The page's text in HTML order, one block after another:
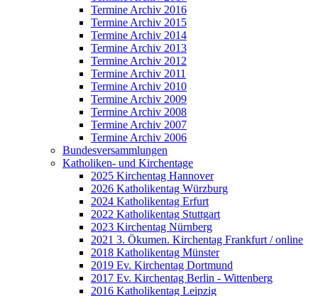
Termine Archiv 2016
Termine Archiv 2015
Termine Archiv 2014
Termine Archiv 2013
Termine Archiv 2012
Termine Archiv 2011
Termine Archiv 2010
Termine Archiv 2009
Termine Archiv 2008
Termine Archiv 2007
Termine Archiv 2006
Bundesversammlungen
Katholiken- und Kirchentage
2025 Kirchentag Hannover
2026 Katholikentag Würzburg
2024 Katholikentag Erfurt
2022 Katholikentag Stuttgart
2023 Kirchentag Nürnberg
2021 3. Ökumen. Kirchentag Frankfurt / online
2018 Katholikentag Münster
2019 Ev. Kirchentag Dortmund
2017 Ev. Kirchentag Berlin - Wittenberg
2016 Katholikentag Leipzig